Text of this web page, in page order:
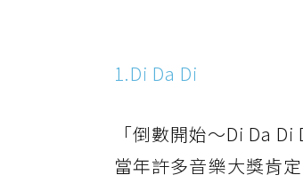
1.Di Da Di
「倒數開始～Di Da
當年許多音樂大獎肯